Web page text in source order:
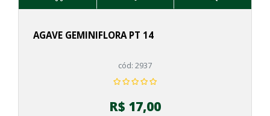
AGAVE GEMINIFLORA PT 14
cód: 2937
R$ 17,00